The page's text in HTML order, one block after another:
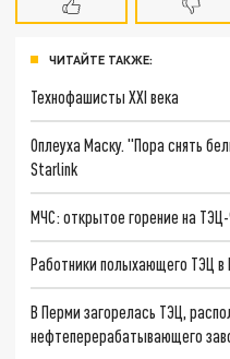
ЧИТАЙТЕ ТАКЖЕ:
Технофашисты XXI века
Оплеуха Маску. "Пора снять
Starlink
МЧС: открытое горение на
Работники полыхающего ТЭЦ
В Перми загорелась ТЭЦ,
нефтеперерабатывающего